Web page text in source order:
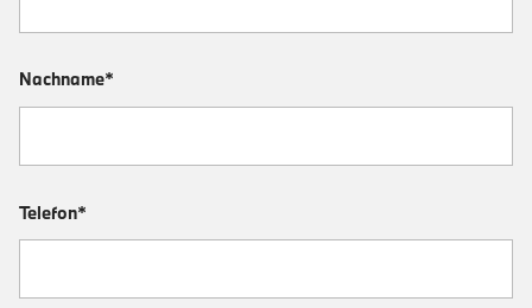
Nachname*
Telefon*